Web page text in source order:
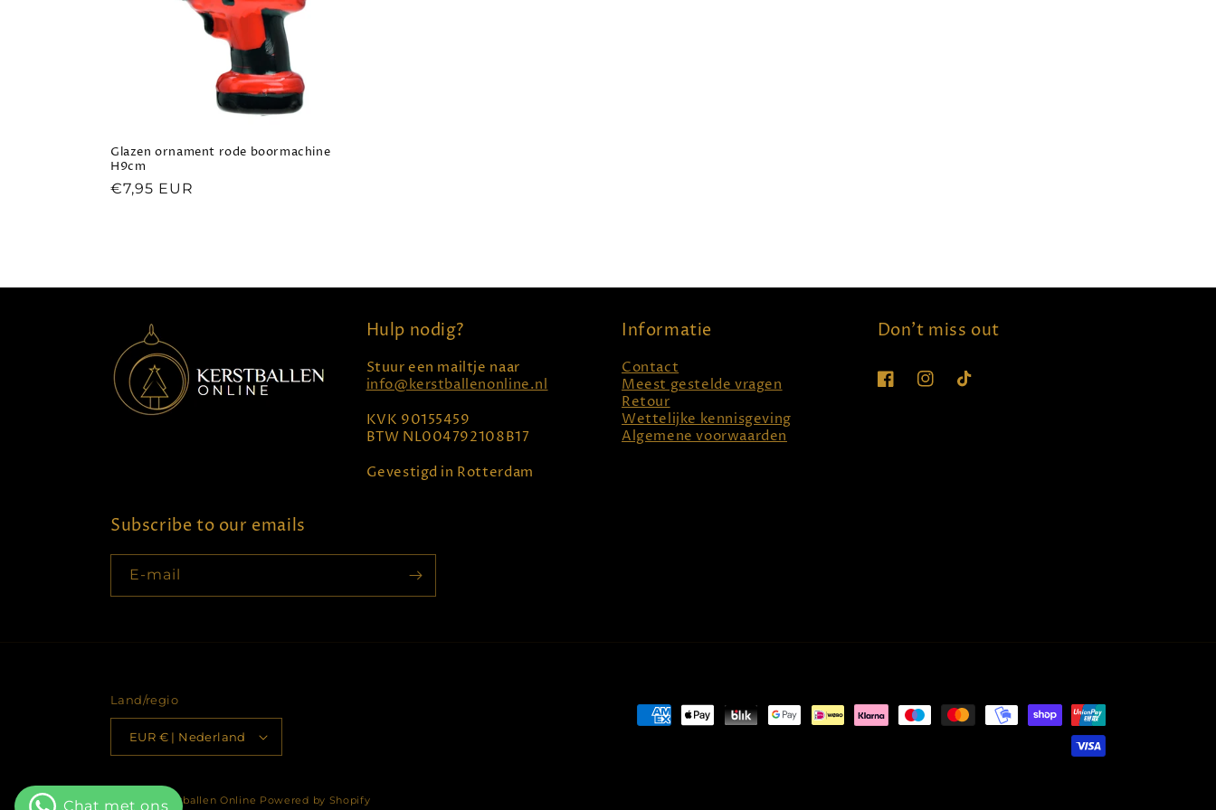
e
:
Glazen ornament rode boormachine
H9cm
Normale
€7,95 EUR
Hulp nodig?
Stuur een mailtje naar
info@kerstballenonline.nl
KVK 90155459
BTW NL004792108B17
Gevestigd in Rotterdam
Informatie
Contact
Meest gestelde vragen
Retour
Wettelijke kennisgeving
Algemene voorwaarden
Don't miss out
FacebookInstagram
TikTok
Subscribe to our emails
E‑mail
Land/regio
EUR € | Nederland
Betaalmethoden
© 2026,Kerstballen Online Powered by Shopify